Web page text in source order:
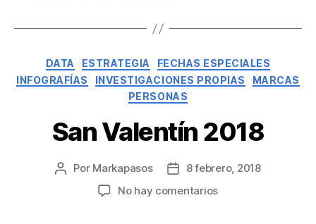
DATA ESTRATEGIA
FECHAS ESPECIALES
INFOGRAFÍAS
INVESTIGACIONES PROPIAS
MARCAS
PERSONAS
San Valentín 2018
Por Markapasos
8 febrero, 2018
No hay comentarios